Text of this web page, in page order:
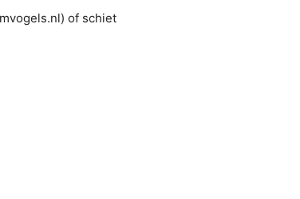
of schiet